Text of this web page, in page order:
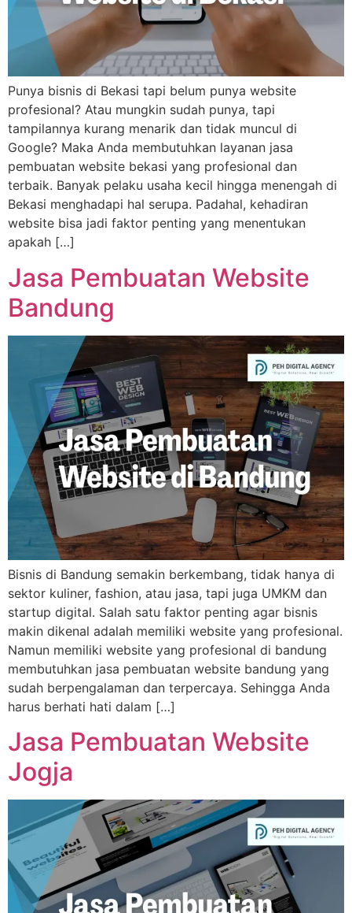
Punya bisnis di Bekasi tapi belum punya website
profesional? Atau mungkin sudah punya, tapi
tampilannya kurang menarik dan tidak muncul di
Google? Maka Anda membutuhkan layanan jasa
pembuatan website bekasi yang profesional dan
terbaik. Banyak pelaku usaha kecil hingga menengah di
Bekasi menghadapi hal serupa. Padahal, kehadiran
website bisa jadi faktor penting yang menentukan
apakah […]
Jasa Pembuatan Website
Bandung
Bisnis di Bandung semakin berkembang, tidak hanya di
sektor kuliner, fashion, atau jasa, tapi juga UMKM dan
startup digital. Salah satu faktor penting agar bisnis
makin dikenal adalah memiliki website yang profesional.
Namun memiliki website yang profesional di bandung
membutuhkan jasa pembuatan website bandung yang
sudah berpengalaman dan terpercaya. Sehingga Anda
harus berhati hati dalam […]
Jasa Pembuatan Website
Jogja